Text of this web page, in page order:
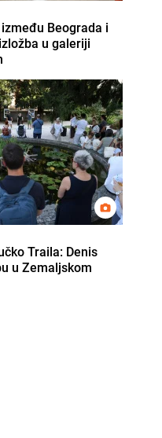
Beograda i
u galeriji
Traila: Denis
u Zemaljskom